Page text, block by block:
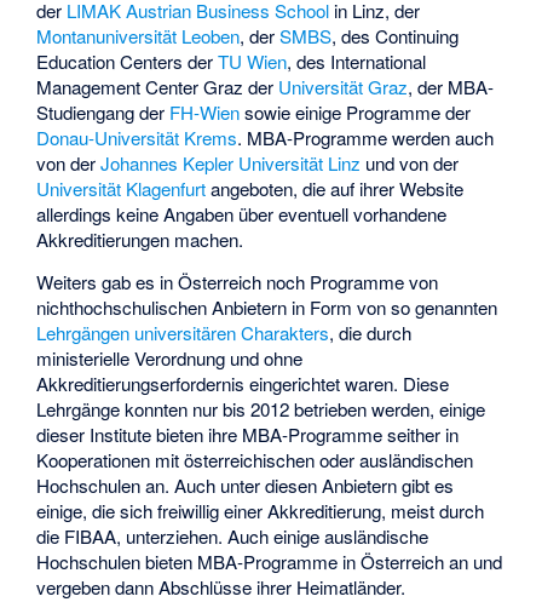
der LIMAK Austrian Business School in Linz, der
Montanuniversität Leoben, derSMBS, des Continuing
Education Centers derTU Wien, des International
Management Center Graz der Universität Graz, der MBA-
Studiengang der FH-Wiensowie einige Programme der
Donau-Universität Krems. MBA-Programme werden auch
von derJohannes Kepler Universität Linz und von der
Universität Klagenfurtangeboten, die auf ihrer Website
allerdings keine Angaben über eventuell vorhandene
Akkreditierungen machen.
Weiters gab es in Österreich noch Programme von
nichthochschulischen Anbietern in Form von so genannten
Lehrgängen universitären Charakters, die durch
ministerielle Verordnung und ohne
Akkreditierungserfordernis eingerichtet waren. Diese
Lehrgänge konnten nur bis 2012 betrieben werden, einige
dieser Institute bieten ihre MBA-Programme seither in
Kooperationen mit österreichischen oder ausländischen
Hochschulen an. Auch unter diesen Anbietern gibt es
einige, die sich freiwillig einer Akkreditierung, meist durch
die FIBAA, unterziehen. Auch einige ausländische
Hochschulen bieten MBA-Programme in Österreich an und
vergeben dann Abschlüsse ihrer Heimatländer.